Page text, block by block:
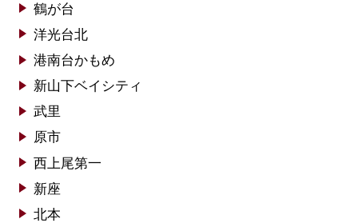
鶴が台
洋光台北
港南台かもめ
新山下ベイシティ
武里
原市
西上尾第一
新座
北本